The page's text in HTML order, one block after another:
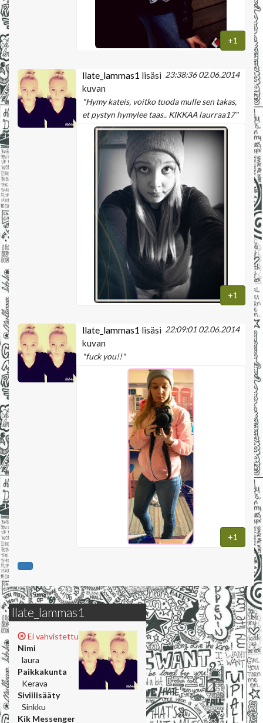
+1
23:38:36 02.06.2014
llate_lammas1 lisäsi
kuvan
"Hymy kateis, voitko tuoda mulle sen takas,
et pystyn hymylee taas.. KIKKAA laurraa17"
+1
22:09:01 02.06.2014
llate_lammas1 lisäsi
kuvan
"fuck you!!"
+1
llate_lammas1
Ei vahvistettu
Nimi
laura
Paikkakunta
Kerava
Siviilisääty
Sinkku
Kik Messenger